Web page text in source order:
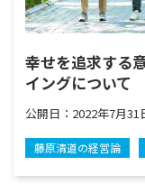
幸せを追求する
イングについて
公開日： 2022年7月31
藤原清道の経営論